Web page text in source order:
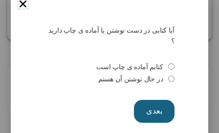
آیا کتابی در دست نوشتن یا آماده ی چاپ دارید
؟
کتابم آماده ی چاپ است
در حال نوشتن آن هستم
بعدی